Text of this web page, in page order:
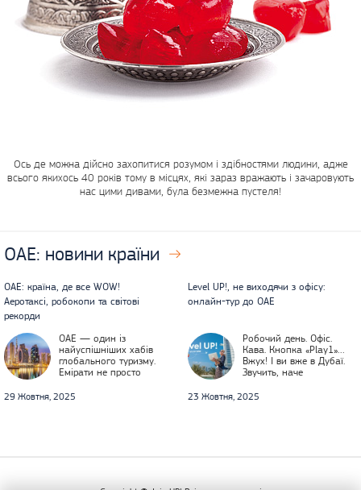
Ось де можна дійсно захопитися розумом і здібностями людини, адже
всього якихось 40 років тому в місцях, які зараз вражають і зачаровують
нас цими дивами, була безмежна пустеля!
ОАЕ: новини країни
ОАЕ: країна, де все WOW!
Аеротаксі, робокопи та світові
рекорди
ОАЕ — один із
найуспішніших хабів
глобального туризму.
Емірати не просто
— вони переписують
29 Жовтня, 2025
Level UP!, не виходячи з офісу:
онлайн-тур до ОАЕ
Робочий день. Офіс.
Кава. Кнопка «Play1»…
Вжух! І ви вже в Дубаї.
Звучить, наче
це зробили!
23 Жовтня, 2025